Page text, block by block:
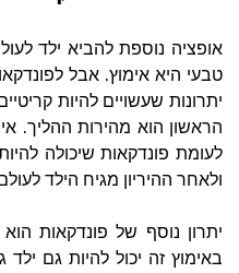
אופציה נוספת להביא ילד
טבעי היא אימוץ. אבל
יתרונות שעשויים להיות
הראשון הוא מהירות ההליך.
לעומת פונדקאות שיכולה
ולאחר ההיריון מגיח הילד
יתרון נוסף של פונדקאות
באימוץ זה יכול להיות גם